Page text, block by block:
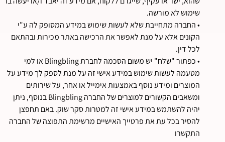
שימוש לא מורשה.
• החברה מתחייבת שלא לעשות שימוש במידע המסופק לה ע"י
הקונים אלא על מנת לאפשר את הרכישה באתר מכירות ובהתאם
לכל דין.
• כפתור "שלח" יש משום הסכמה לחברת Blingbling או למי
מטעמה לעשות שימוש במידע אישי זה על מנת לספק לך מידע על
המוצרים ומידע נוסף באמצעות אימייל או אחר, על שירותים
ומשאבים הקשורים למוצרים של החברה Blingbling בנוסף, ניתן
יהיה להשתמש במידע אישי זה למטרות סקר שוק. באם תחפצן
להסיר בכל עת את פרטייך האישיים מרשימת התפוצה של החברה
התקשרו